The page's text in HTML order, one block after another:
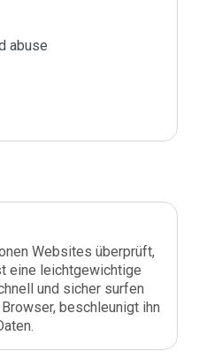
abuse
Websites überprüft,
eine leichtgewichtige
und sicher surfen
beschleunigt ihn